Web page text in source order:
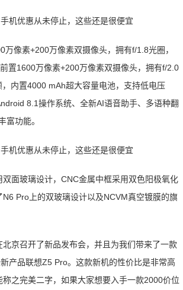
万像素+200万像素双摄像头，拥有f/1.8光圈，
置1600万像素+200万像素双摄像头，拥有f/2.0
内置4000 mAh超大容量电池，支持低电压
8.1操作系统、全新AI语音助手、多语种翻
富功能。
双面玻璃设计，CNC金属中框采用双色阳极氧化
N6 Pro上的双玻璃设计以及NCVM真空镀膜的旗
北京召开了新品发布会，并且为我们带来了一款
产品联想Z5 Pro。这款新机的性价比是非常高
之完美二字，如果大家想要入手一款2000价位